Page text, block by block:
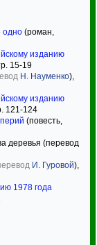
одно (роман,
изданию
15-19
Н. Науменко),
изданию
121-124
(повесть,
деревья (перевод
И. Гуровой),
1978 года